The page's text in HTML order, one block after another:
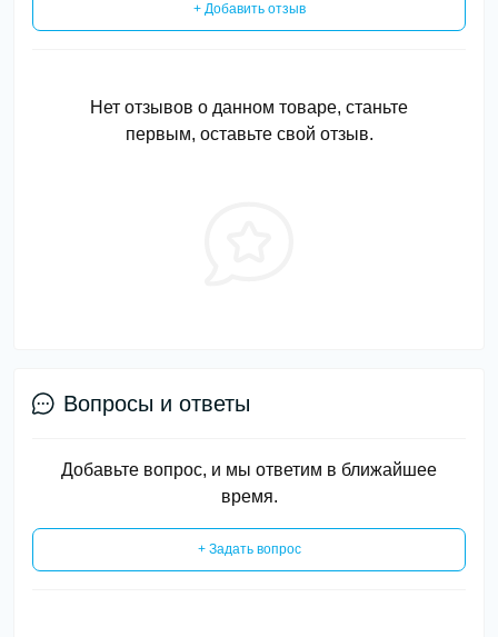
+ Добавить отзыв
Нет отзывов о данном товаре, станьте
первым, оставьте свой отзыв.
Вопросы и ответы
Добавьте вопрос, и мы ответим в ближайшее
время.
+ Задать вопрос